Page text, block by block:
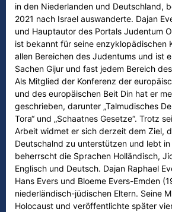
in den Niederlanden und Deutschland,
2021 nach Israel auswanderte. Dajan
und Hauptautor des Portals Judentum
ist bekannt für seine enzyklopädischen
allen Bereichen des Judentums und ist
Sachen Gijur und fast jedem Bereich
Als Mitglied der Konferenz der
und des europäischen Beit Din hat er
geschrieben, darunter „Talmudisches
Tora“ und „Schaatnes Gesetze“. Trotz
Arbeit widmet er sich derzeit dem Ziel,
Deutschalnd zu unterstützen und lebt in
beherrscht die Sprachen Holländisch,
Englisch und Deutsch. Dajan Raphael
Hans Evers und Bloeme Evers-Emden
niederländisch-jüdischen Eltern. Seine
Holocaust und veröffentlichte später